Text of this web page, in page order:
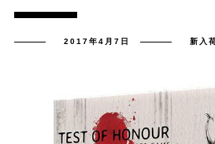
2017年4月7日 新入